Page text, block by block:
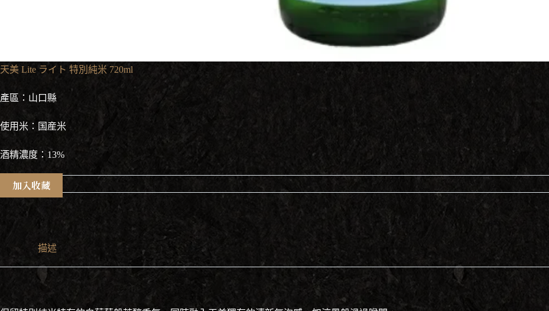
天美 Lite ライト 特別純米 720ml
產區：山口縣
使用米：国産米
酒精濃度：13%
加入收藏
描述